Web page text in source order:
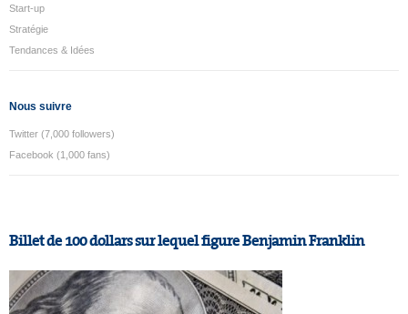
Start-up
Stratégie
Tendances & Idées
Nous suivre
Twitter (7,000 followers)
Facebook (1,000 fans)
Billet de 100 dollars sur lequel figure Benjamin Franklin